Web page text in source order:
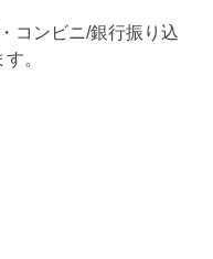
コンビニ/銀行振り込
。